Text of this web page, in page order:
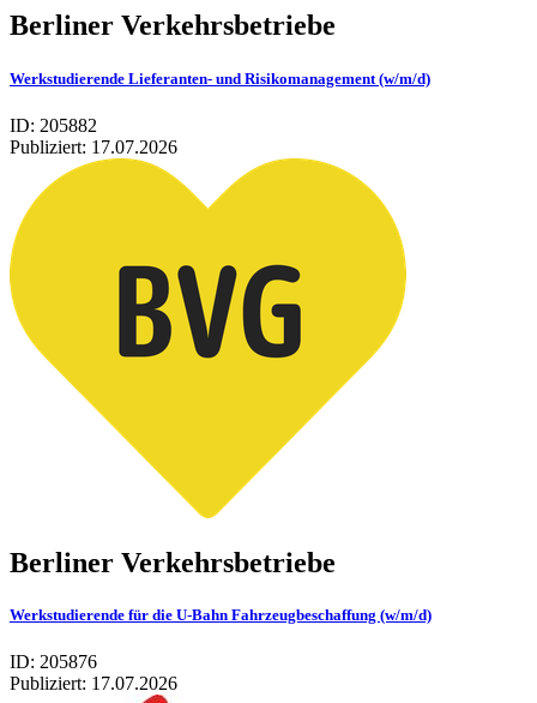
Berliner Verkehrsbetriebe
Werkstudierende Lieferanten- und Risikomanagement (w/m/d)
ID: 205882
Publiziert: 17.07.2026
Berliner Verkehrsbetriebe
Werkstudierende für die U-Bahn Fahrzeugbeschaffung (w/m/d)
ID: 205876
Publiziert: 17.07.2026